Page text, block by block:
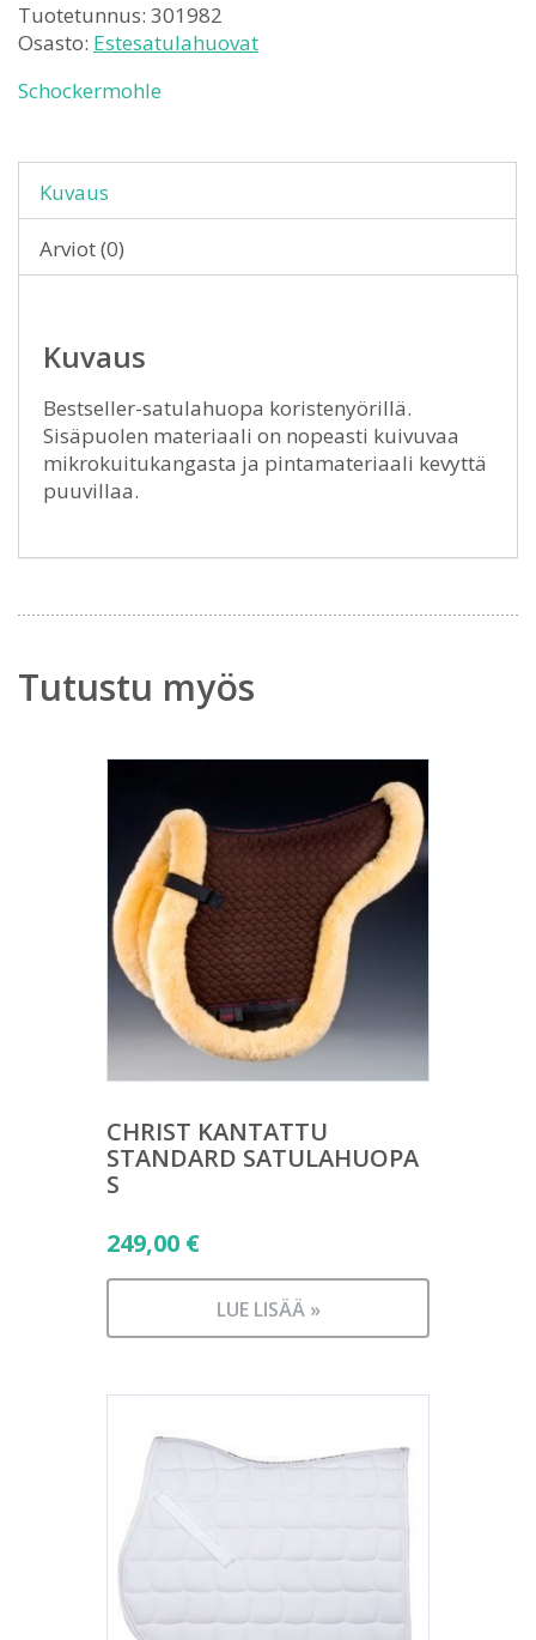
Tuotetunnus: 301982
Osasto: Estesatulahuovat
Schockermohle
Kuvaus
Arviot (0)
Kuvaus
Bestseller-satulahuopa koristenyörillä.
Sisäpuolen materiaali on nopeasti kuivuvaa
mikrokuitukangasta ja pintamateriaali kevyttä
puuvillaa.
Tutustu myös
CHRIST KANTATTU
STANDARD SATULAHUOPA
S
249,00 €
LUE LISÄÄ »